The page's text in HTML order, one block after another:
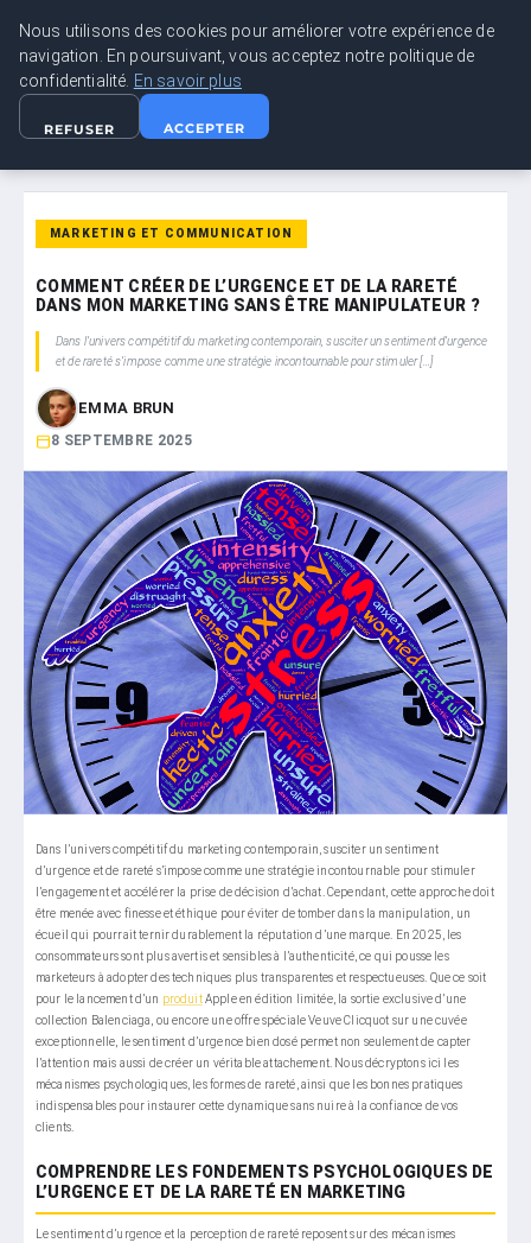
LEAD REVOLUTION
COMMENT CRÉER DE L’URGENCE ET DE LA RARETÉ DANS MON…
MARKETING ET COMMUNICATION
COMMENT CRÉER DE L’URGENCE ET DE LA RARETÉ
DANS MON MARKETING SANS ÊTRE MANIPULATEUR ?
Dans l’univers compétitif du marketing contemporain, susciter un sentiment d’urgence
et de rareté s’impose comme une stratégie incontournable pour stimuler […]
EMMA BRUN
8 SEPTEMBRE 2025
Dans l’univers compétitif du marketing contemporain, susciter un sentiment
d’urgence et de rareté s’impose comme une stratégie incontournable pour stimuler
l’engagement et accélérer la prise de décision d’achat. Cependant, cette approche doit
être menée avec finesse et éthique pour éviter de tomber dans la manipulation, un
écueil qui pourrait ternir durablement la réputation d’une marque. En 2025, les
consommateurs sont plus avertis et sensibles à l’authenticité, ce qui pousse les
marketeurs à adopter des techniques plus transparentes et respectueuses. Que ce soit
pour le lancement d’un produitApple en édition limitée, la sortie exclusive d’une
collection Balenciaga, ou encore une offre spéciale Veuve Clicquot sur une cuvée
exceptionnelle, le sentiment d’urgence bien dosé permet non seulement de capter
l’attention mais aussi de créer un véritable attachement. Nous décryptons ici les
mécanismes psychologiques, les formes de rareté, ainsi que les bonnes pratiques
indispensables pour instaurer cette dynamique sans nuire à la confiance de vos
clients.
COMPRENDRE LES FONDEMENTS PSYCHOLOGIQUES DE
L’URGENCE ET DE LA RARETÉ EN MARKETING
Le sentiment d’urgence et la perception de rareté reposent sur des mécanismes
Nous utilisons des cookies pour améliorer votre expérience de
navigation. En poursuivant, vous acceptez notre politique de
confidentialité. En savoir plus
REFUSER ACCEPTER